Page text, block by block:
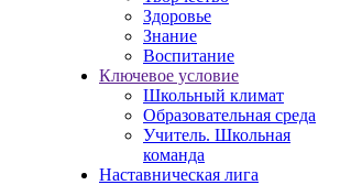
Здоровье
Знание
Воспитание
Ключевое условие
Школьный климат
Образовательная среда
Учитель. Школьная
команда
Наставническая лига